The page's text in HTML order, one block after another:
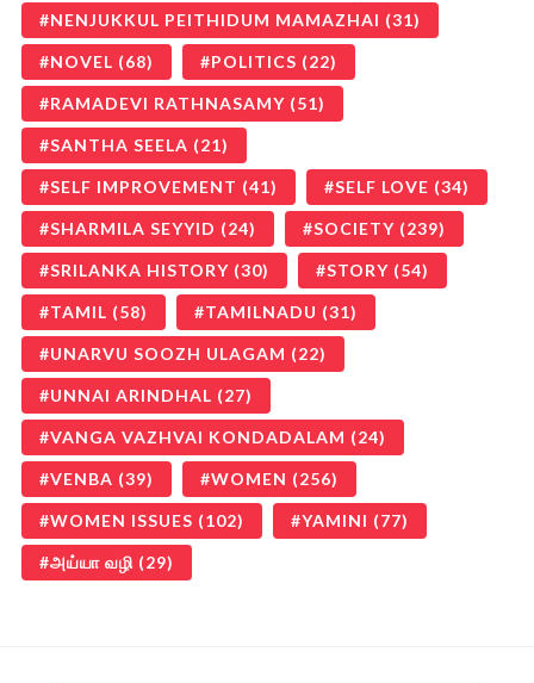
NENJUKKUL PEITHIDUM MAMAZHAI (31)
NOVEL (68) POLITICS (22)
RAMADEVI RATHNASAMY (51)
SANTHA SEELA (21)
SELF IMPROVEMENT (41) SELF LOVE (34)
SHARMILA SEYYID (24) SOCIETY (239)
SRILANKA HISTORY (30) STORY (54)
TAMIL (58) TAMILNADU (31)
UNARVU SOOZH ULAGAM (22)
UNNAI ARINDHAL (27)
VANGA VAZHVAI KONDADALAM (24)
VENBA (39) WOMEN (256)
WOMEN ISSUES (102) YAMINI (77)
அய்யா வழி (29)